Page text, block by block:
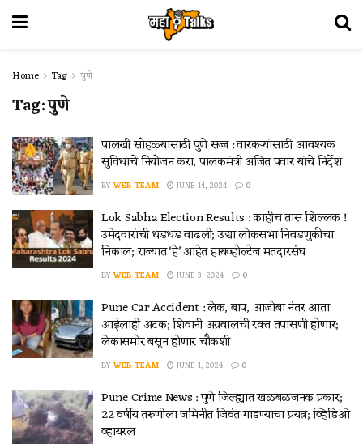
Home Tag पुणे
Tag:पुणे
पालखी सोहळ्यासाठी पुणे सज्ज : वारकऱ्यांसाठी आवश्यक
सुविधांचे नियोजन करा, पालकमंत्री अजित पवार यांचे निर्देश
BYWEB TEAM JUNE 14, 2024 0
Lok Sabha Election Results : काहीच तास शिल्लक !
उमेदवारांची धडधड वाढली; उद्या लोकसभा निवडणुकीचा
निकाल; राज्यात ‘हे’ आहेत हायव्होल्टेज मतदारसंघ
BYWEB TEAM JUNE 3, 2024 0
Pune Car Accident : लेक, बाप, आजोबा नंतर आता
आईलाही अटक; शिवानी अग्रवालची रक्त तपासणी होणार;
लेकासमोर बसून होणार चौकशी
BYWEB TEAM JUNE 1, 2024 0
Pune Crime News : पुणे जिल्ह्यात खळबळजनक प्रकार;
22 वर्षीय तरुणीला जमिनीत जिवंत गाडण्याचा प्रयत्न; व्हिडिओ
व्हायरल